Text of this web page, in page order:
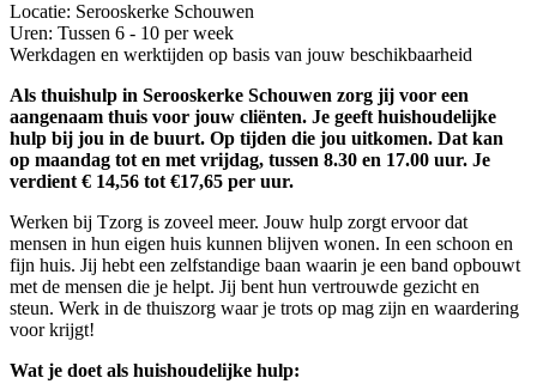
Locatie: Serooskerke Schouwen
Uren: Tussen 6 - 10 per week
Werkdagen en werktijden op basis van jouw beschikbaarheid
Als thuishulp in Serooskerke Schouwen zorg jij voor een
aangenaam thuis voor jouw cliënten. Je geeft huishoudelijke
hulp bij jou in de buurt. Op tijden die jou uitkomen. Dat kan
op maandag tot en met vrijdag, tussen 8.30 en 17.00 uur. Je
verdient € 14,56 tot €17,65 per uur.
Werken bij Tzorg is zoveel meer. Jouw hulp zorgt ervoor dat
mensen in hun eigen huis kunnen blijven wonen. In een schoon en
fijn huis. Jij hebt een zelfstandige baan waarin je een band opbouwt
met de mensen die je helpt. Jij bent hun vertrouwde gezicht en
steun. Werk in de thuiszorg waar je trots op mag zijn en waardering
voor krijgt!
Wat je doet als huishoudelijke hulp: